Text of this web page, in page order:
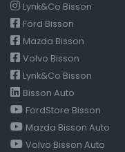
Lynk&Co Bisson
Ford Bisson
Mazda Bisson
Volvo Bisson
Lynk&Co Bisson
Bisson Auto
FordStore Bisson
Mazda Bisson Auto
Volvo Bisson Auto